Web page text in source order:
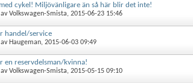
cykel! Miljövänligare än så här blir det inte!
avVolkswagen-Smista, 2015-06-23 15:46
handel/service
av Haugeman, 2015-06-03 09:49
en reservdelsman/kvinna!
avVolkswagen-Smista, 2015-05-15 09:10